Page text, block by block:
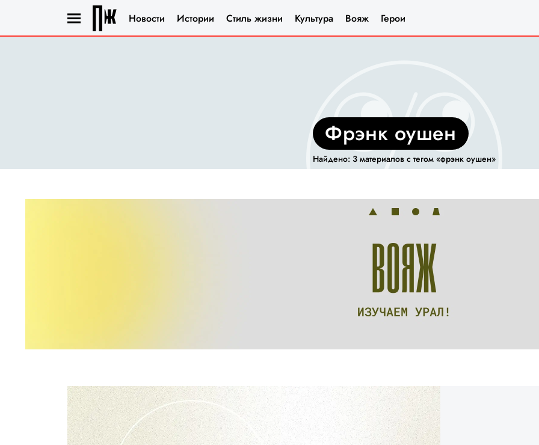
Новости Истории Стиль жизни Культура Вояж Герои
фрэнк оушен
Найдено: 3 материалов с тегом «фрэнк оушен»